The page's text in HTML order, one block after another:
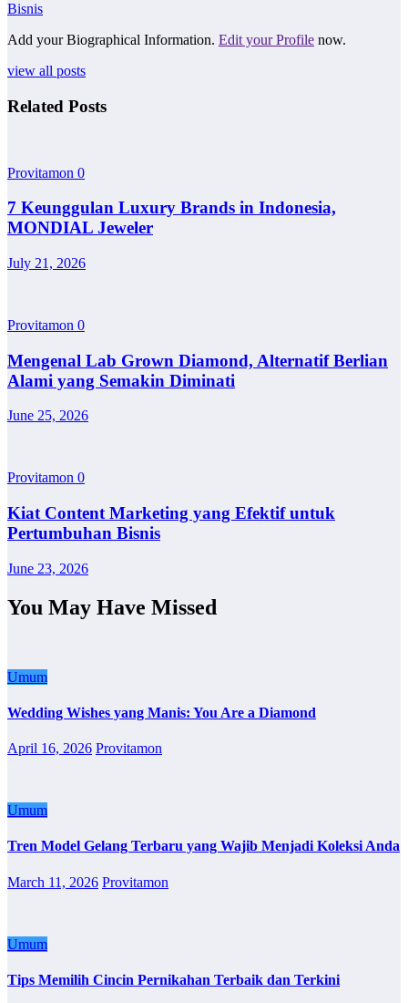
Bisnis
Add your Biographical Information. Edit your Profile now.
view all posts
Related Posts
Provitamon 0
7 Keunggulan Luxury Brands in Indonesia,
MONDIAL Jeweler
July 21, 2026
Provitamon 0
Mengenal Lab Grown Diamond, Alternatif Berlian
Alami yang Semakin Diminati
June 25, 2026
Provitamon 0
Kiat Content Marketing yang Efektif untuk
Pertumbuhan Bisnis
June 23, 2026
You May Have Missed
Umum
Wedding Wishes yang Manis: You Are a Diamond
April 16, 2026 Provitamon
Umum
Tren Model Gelang Terbaru yang Wajib Menjadi Koleksi Anda
March 11, 2026 Provitamon
Umum
Tips Memilih Cincin Pernikahan Terbaik dan Terkini